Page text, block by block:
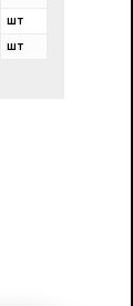
шт
шт